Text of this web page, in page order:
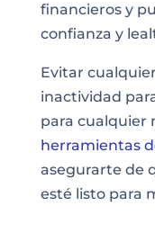
financieros y
confianza y
Evitar
inactividad
para cualquier
herramientas
asegurarte de
esté listo para